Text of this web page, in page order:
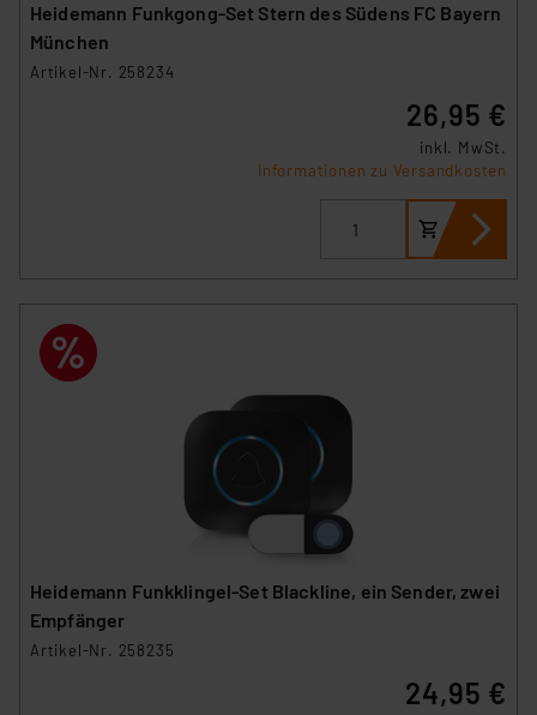
Heidemann Funkgong-Set Stern des Südens FC Bayern
München
Artikel-Nr. 258234
26,95 €
inkl. MwSt.
Informationen zu Versandkosten
Heidemann Funkklingel-Set Blackline, ein Sender, zwei
Empfänger
Artikel-Nr. 258235
24,95 €